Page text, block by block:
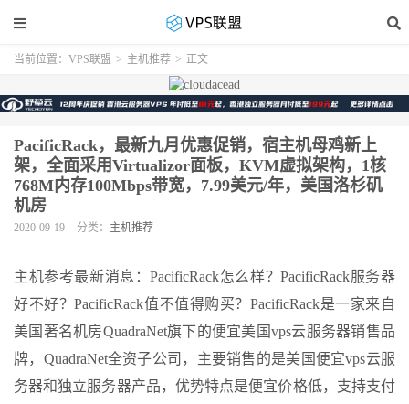
当前位置： VPS联盟 > 主机推荐 > 正文
PacificRack，最新九月优惠促销，宿主机母鸡新上
架，全面采用Virtualizor面板，KVM虚拟架构，1核
768M内存100Mbps带宽，7.99美元/年，美国洛杉矶
机房
2020-09-19 分类： 主机推荐
主机参考最新消息：PacificRack怎么样？PacificRack服务器
好不好？PacificRack值不值得购买？PacificRack是一家来自
美国著名机房QuadraNet旗下的便宜美国vps云服务器销售品
牌，QuadraNet全资子公司，主要销售的是美国便宜vps云服
务器和独立服务器产品，优势特点是便宜价格低，支持支付